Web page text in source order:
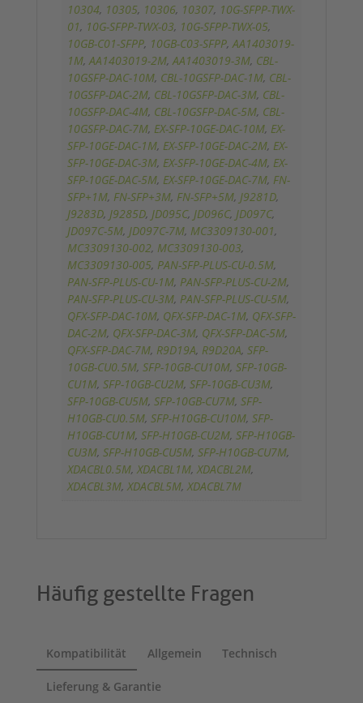
10304, 10305, 10306, 10307, 10G-SFPP-TWX-
01, 10G-SFPP-TWX-03, 10G-SFPP-TWX-05,
10GB-C01-SFPP, 10GB-C03-SFPP, AA1403019-
1M, AA1403019-2M, AA1403019-3M, CBL-
10GSFP-DAC-10M, CBL-10GSFP-DAC-1M, CBL-
10GSFP-DAC-2M, CBL-10GSFP-DAC-3M, CBL-
10GSFP-DAC-4M, CBL-10GSFP-DAC-5M, CBL-
10GSFP-DAC-7M, EX-SFP-10GE-DAC-10M, EX-
SFP-10GE-DAC-1M, EX-SFP-10GE-DAC-2M, EX-
SFP-10GE-DAC-3M, EX-SFP-10GE-DAC-4M, EX-
SFP-10GE-DAC-5M, EX-SFP-10GE-DAC-7M, FN-
SFP+1M, FN-SFP+3M, FN-SFP+5M, J9281D,
J9283D, J9285D, JD095C, JD096C, JD097C,
JD097C-5M, JD097C-7M, MC3309130-001,
MC3309130-002, MC3309130-003,
MC3309130-005, PAN-SFP-PLUS-CU-0.5M,
PAN-SFP-PLUS-CU-1M, PAN-SFP-PLUS-CU-2M,
PAN-SFP-PLUS-CU-3M, PAN-SFP-PLUS-CU-5M,
QFX-SFP-DAC-10M, QFX-SFP-DAC-1M, QFX-SFP-
DAC-2M, QFX-SFP-DAC-3M, QFX-SFP-DAC-5M,
QFX-SFP-DAC-7M, R9D19A, R9D20A, SFP-
10GB-CU0.5M, SFP-10GB-CU10M, SFP-10GB-
CU1M, SFP-10GB-CU2M, SFP-10GB-CU3M,
SFP-10GB-CU5M, SFP-10GB-CU7M, SFP-
H10GB-CU0.5M, SFP-H10GB-CU10M, SFP-
H10GB-CU1M, SFP-H10GB-CU2M, SFP-H10GB-
CU3M, SFP-H10GB-CU5M, SFP-H10GB-CU7M,
XDACBL0.5M, XDACBL1M, XDACBL2M,
XDACBL3M, XDACBL5M, XDACBL7M
Häufig gestellte Fragen
Kompatibilität Allgemein Technisch
Lieferung & Garantie